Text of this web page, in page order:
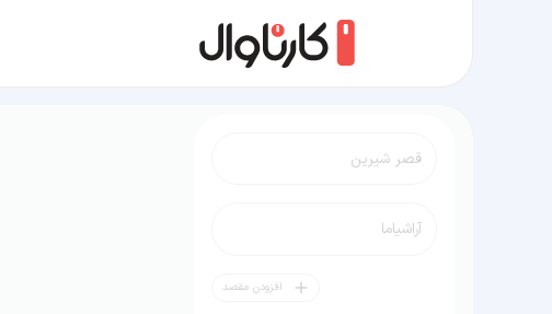
افزودن مقصد